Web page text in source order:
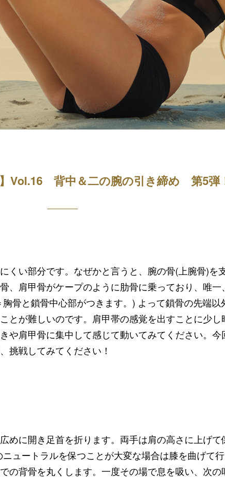
】Vol.16 背中＆二の腕の引き締め 第5弾
くい部分です。なぜかと言うと、腕の骨(上腕骨)を
、肩甲骨がケープのように肋骨に乗っており、唯
骨と鎖骨中心部がつきます。) よって鎖骨の先端以
とが難しいのです。肩甲帯の感覚を出すことに少
や肩甲骨に集中して感じて動いてみてください。今
挑戦してみてください！
めに開き足首を折ります。両手は肩の高さに上げ
ュートラルを保つことが大変な場合は膝を曲げて
の背骨を丸くします。一度その場で息を吸い、次